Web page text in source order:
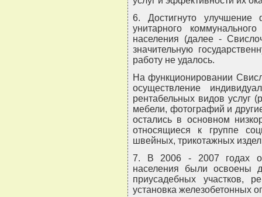
6. Достигнуто улучшение
унитарного
населения (далее -
значительную
работу не удалось.
На функционировании
осуществление
рентабельных видов услуг
мебели, фотографий и
остались в основном
относящиеся к группе
швейных, трикотажных
7. В 2006 - 2007 годах
населения были освоены
приусадебных участков,
установка железобетонных